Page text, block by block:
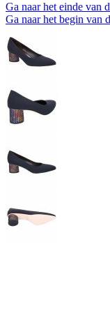
Ga naar het einde van
Ga naar het begin van